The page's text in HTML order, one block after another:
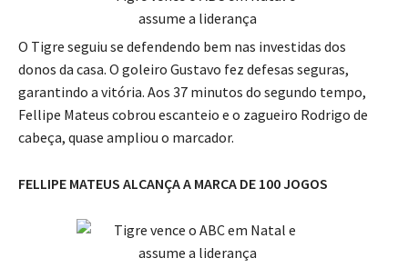
O Tigre seguiu se defendendo bem nas investidas dos
donos da casa. O goleiro Gustavo fez defesas seguras,
garantindo a vitória. Aos 37 minutos do segundo tempo,
Fellipe Mateus cobrou escanteio e o zagueiro Rodrigo de
cabeça, quase ampliou o marcador.
FELLIPE MATEUS ALCANÇA A MARCA DE 100 JOGOS